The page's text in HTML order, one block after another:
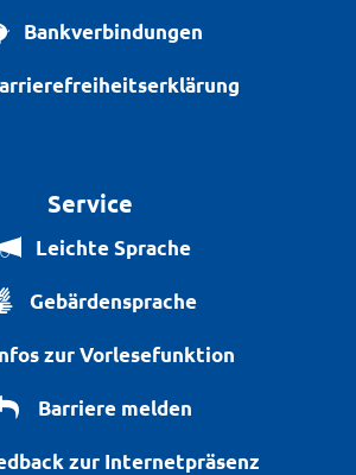
Bankverbindungen
Service
Leichte Sprache
Gebärdensprache
zur Vorlesefunktion
Barriere melden
zur Internetpräsenz